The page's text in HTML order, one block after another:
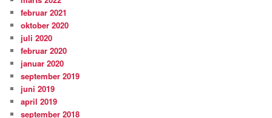
februar 2021
oktober 2020
juli 2020
februar 2020
januar 2020
september 2019
juni 2019
april 2019
september 2018